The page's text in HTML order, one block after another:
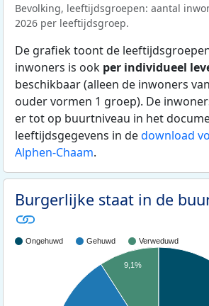
Bevolking, leeftijdsgroepen: aantal
2026 per leeftijdsgroep.
De grafiek toont de
inwoners is ook per individueel
beschikbaar (alleen de inwoners
ouder vormen 1 groep). De
er tot op buurtniveau in het
leeftijdsgegevens in dedownload
Alphen-Chaam.
Burgerlijke staat in de
Ongehuwd Gehuwd Verweduwd
9,1%